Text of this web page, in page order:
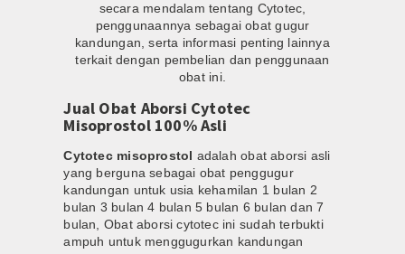
secara mendalam tentang Cytotec,
penggunaannya sebagai obat gugur
kandungan, serta informasi penting lainnya
terkait dengan pembelian dan penggunaan
obat ini.
Jual Obat Aborsi Cytotec
Misoprostol 100% Asli
Cytotec misoprostol adalah obat aborsi asli
yang berguna sebagai obat penggugur
kandungan untuk usia kehamilan 1 bulan 2
bulan 3 bulan 4 bulan 5 bulan 6 bulan dan 7
bulan, Obat aborsi cytotec ini sudah terbukti
ampuh untuk menggugurkan kandungan